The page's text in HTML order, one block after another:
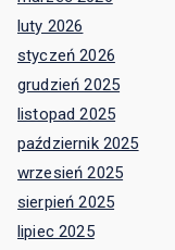
luty 2026
styczeń 2026
grudzień 2025
listopad 2025
październik 2025
wrzesień 2025
sierpień 2025
lipiec 2025